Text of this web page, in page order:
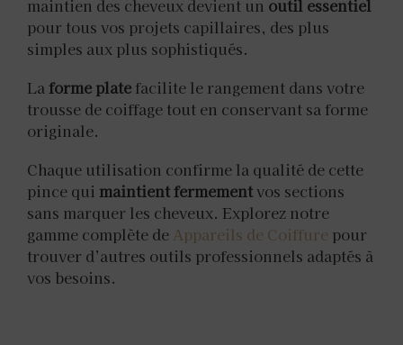
maintien des cheveux devient un outil essentiel
pour tous vos projets capillaires, des plus
simples aux plus sophistiqués.
Laforme plate facilite le rangement dans votre
trousse de coiffage tout en conservant sa forme
originale.
Chaque utilisation confirme la qualité de cette
pince qui maintient fermementvos sections
sans marquer les cheveux. Explorez notre
gamme complète de Appareils de Coiffure pour
trouver d’autres outils professionnels adaptés à
vos besoins.